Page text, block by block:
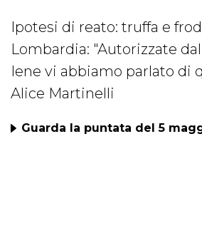
Ipotesi di reato: truffa e
Lombardia: "Autorizzate
Iene vi abbiamo parlato di
Alice Martinelli
Guarda la puntata del 5